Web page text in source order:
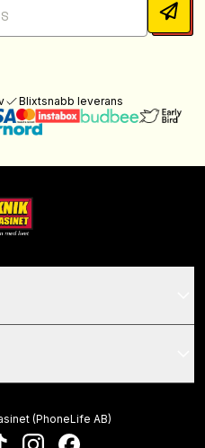
Blixtsnabb leverans
(PhoneLife AB)